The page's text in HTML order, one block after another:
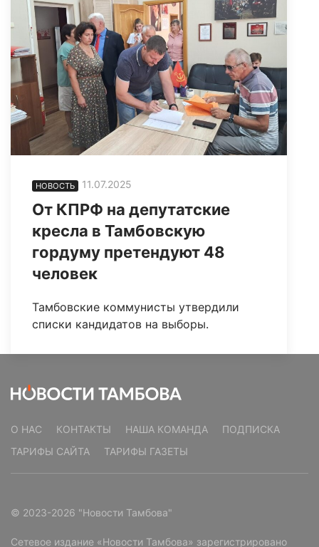
НОВОСТЬ 11.07.2025
От КПРФ на депутатские
кресла в Тамбовскую
гордуму претендуют 48
человек
Тамбовские коммунисты утвердили
списки кандидатов на выборы.
О НАС КОНТАКТЫ НАША КОМАНДА
ПОДПИСКА
ТАРИФЫ САЙТА
ТАРИФЫ ГАЗЕТЫ
© 2023-2026 "Новости Тамбова"
Сетевое издание «Новости Тамбова» зарегистрировано